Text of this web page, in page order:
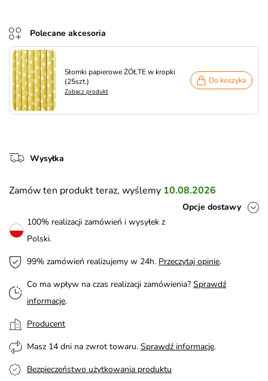
Polecane akcesoria
Słomki papierowe ŻÓŁTE w kropki
(25szt.)
Zobacz produkt
Do koszyka
Wysyłka
Zamów ten produkt teraz, wyślemy 10.08.2026
Opcje dostawy
100% realizacji zamówień i wysyłek z
Polski.
99% zamówień realizujemy w 24h. Przeczytaj opinie.
Co ma wpływ na czas realizacji zamówienia? Sprawdź
informacje.
Producent
Masz 14 dni na zwrot towaru. Sprawdź informacje.
Bezpieczeństwo użytkowania produktu